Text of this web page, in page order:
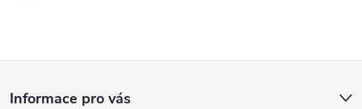
Informace pro vás